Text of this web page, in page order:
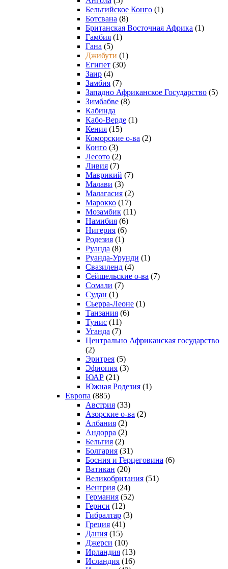
Бельгийское Конго (1)
Ботсвана (8)
Британская Восточная Африка (1)
Гамбия (1)
Гана (5)
Джибути (1)
Египет (30)
Заир (4)
Замбия (7)
Западно Африканское Государство (5)
Зимбабве (8)
Кабинда
Кабо-Верде (1)
Кения (15)
Коморские о-ва (2)
Конго (3)
Лесото (2)
Ливия (7)
Маврикий (7)
Малави (3)
Малагасия (2)
Марокко (17)
Мозамбик (11)
Намибия (6)
Нигерия (6)
Родезия (1)
Руанда (8)
Руанда-Урунди (1)
Свазиленд (4)
Сейшельские о-ва (7)
Сомали (7)
Судан (1)
Сьерра-Леоне (1)
Танзания (6)
Тунис (11)
Уганда (7)
Центрально Африканская государство
(2)
Эритрея (5)
Эфиопия (3)
ЮАР (21)
Южная Родезия (1)
Европа (885)
Австрия (33)
Азорские о-ва (2)
Албания (2)
Андорра (2)
Бельгия (2)
Болгария (31)
Босния и Герцеговина (6)
Ватикан (20)
Великобритания (51)
Венгрия (24)
Германия (52)
Гернси (12)
Гибралтар (3)
Греция (41)
Дания (15)
Джерси (10)
Ирландия (13)
Исландия (16)